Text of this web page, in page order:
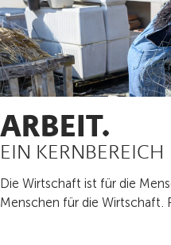
ARBEIT.
EIN KERNBEREICH
Die Wirtschaft ist für die
Menschen für die Wirtschaft.